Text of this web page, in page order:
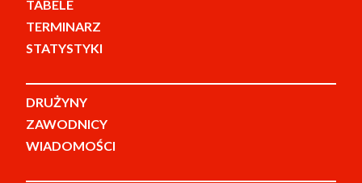
TABELE
TERMINARZ
STATYSTYKI
DRUŻYNY
ZAWODNICY
WIADOMOŚCI